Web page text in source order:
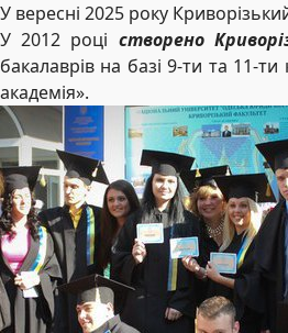
У вересні 2025 року
У 2012 році створено
бакалаврів на базі 9-ти та 11-
академія».